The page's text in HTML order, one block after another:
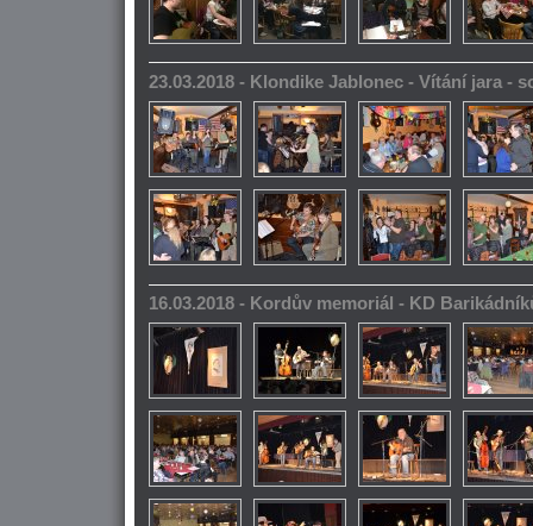
23.03.2018 - Klondike Jablonec - Vítání jara -
16.03.2018 - Kordův memoriál - KD